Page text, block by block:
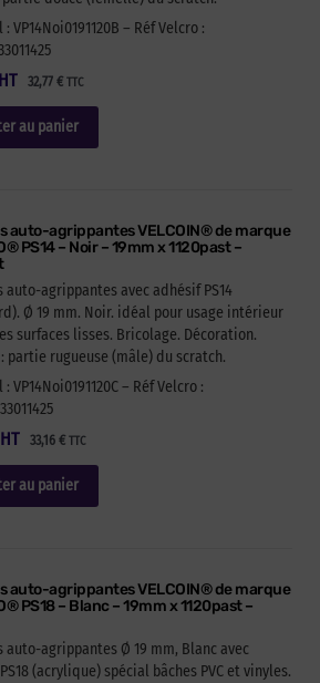
: VP14Noi0191120B – Réf Velcro :
32,77 €TTC
HT
au panier
auto-agrippantes VELCOIN® de marque
PS14 – Noir – 19mm x 1120past –
auto-agrippantes avec adhésif PS14
Ø 19 mm. Noir. idéal pour usage intérieur
surfaces lisses. Bricolage. Décoration.
partie rugueuse (mâle) du scratch.
: VP14Noi0191120C – Réf Velcro :
33,16 €TTC
HT
au panier
auto-agrippantes VELCOIN® de marque
PS18 – Blanc – 19mm x 1120past –
auto-agrippantes Ø 19 mm, Blanc avec
(acrylique) spécial bâches PVC et vinyles.